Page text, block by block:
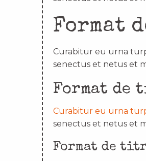
Format
Curabitur eu urna
senectus et netus et
Format de
Curabitur eu urna
senectus et netus et
Format de